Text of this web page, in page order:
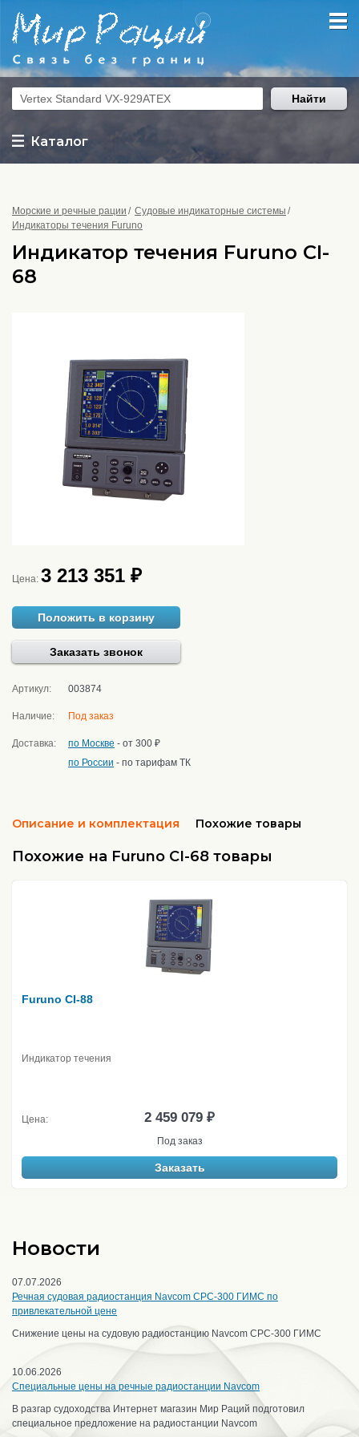
Каталог
Найти
Морские и речные рации
Судовые индикаторные системы
Индикаторы течения Furuno
Индикатор течения Furuno CI-
68
Цена: 3 213 351 ₽
Положить в корзину
Заказать звонок
Артикул: 003874
Наличие: Под заказ
Доставка: по Москве - от 300 ₽
по России - по тарифам ТК
Описание и комплектация Похожие товары
Похожие на Furuno CI-68 товары
Furuno CI-88
Индикатор течения
Цена: 2 459 079 ₽
Под заказ
Заказать
Новости
07.07.2026
Речная судовая радиостанция Navcom CPC-300 ГИМС по
привлекательной цене
Снижение цены на судовую радиостанцию Navcom CPC-300 ГИМС
10.06.2026
Специальные цены на речные радиостанции Navcom
В разгар судоходства Интернет магазин Мир Раций подготовил
специальное предложение на радиостанции Navcom